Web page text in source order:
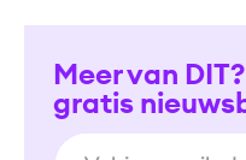
Meer van
gratis
E-mailadres